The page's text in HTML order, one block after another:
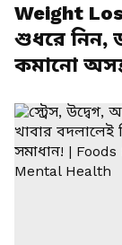
Weight
শুধরে নিন,
কমানো